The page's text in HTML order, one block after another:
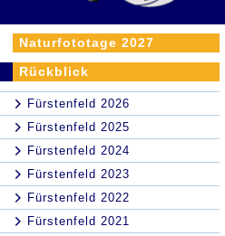
Naturfototage 2027
Rückblick
Fürstenfeld 2026
Fürstenfeld 2025
Fürstenfeld 2024
Fürstenfeld 2023
Fürstenfeld 2022
Fürstenfeld 2021